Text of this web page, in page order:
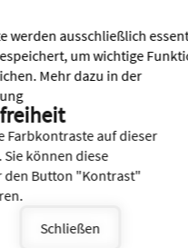
werden ausschließlich
um wichtige
Mehr dazu in der
Farbkontraste auf dieser
können diese
den Button "Kontrast"
Schließen